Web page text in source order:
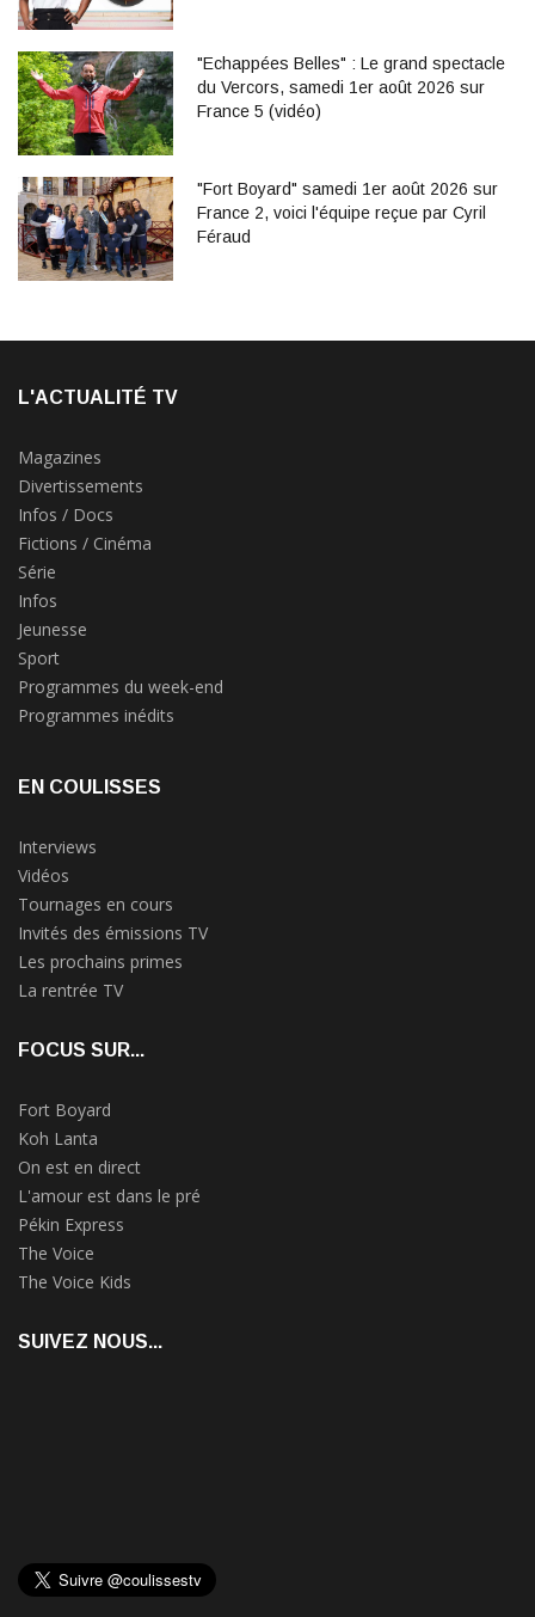
"Echappées Belles" : Le grand spectacle
du Vercors, samedi 1er août 2026 sur
France 5 (vidéo)
"Fort Boyard" samedi 1er août 2026 sur
France 2, voici l'équipe reçue par Cyril
Féraud
L'ACTUALITÉ TV
Magazines
Divertissements
Infos / Docs
Fictions / Cinéma
Série
Infos
Jeunesse
Sport
Programmes du week-end
Programmes inédits
EN COULISSES
Interviews
Vidéos
Tournages en cours
Invités des émissions TV
Les prochains primes
La rentrée TV
FOCUS SUR...
Fort Boyard
Koh Lanta
On est en direct
L'amour est dans le pré
Pékin Express
The Voice
The Voice Kids
SUIVEZ NOUS...